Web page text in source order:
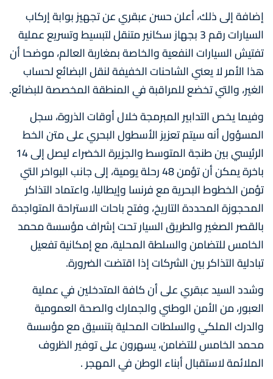
إضافة إلى ذلك، أعلن حسن عبقري عن تجهيز بوابة إركاب
السيارات رقم 3 بجهاز سكانير متنقل لتبسيط وتسريع عملية
تفتيش السيارات النفعية والخاصة بمغاربة العالم، موضحا أن
هذا الأمر لا يعني الشاحنات الخفيفة لنقل البضائع لحساب
الغير، والتي تخضع للمراقبة في المنطقة المخصصة للبضائع.
وفيما يخص التدابير المبرمجة خلال أوقات الذروة، سجل
المسؤول أنه سيتم تعزيز الأسطول البحري على متن الخط
الرئيسي بين طنجة المتوسط والجزيرة الخضراء ليصل إلى 14
باخرة يمكن أن تؤمن 48 رحلة يومية، إلى جانب البواخر التي
تؤمن الخطوط البحرية مع فرنسا وإيطاليا، واعتماد التذاكر
المحجوزة المحددة التاريخ، وفتح باحات الاستراحة المتواجدة
بالقصر الصغير والطريق السيار تحت إشراف مؤسسة محمد
الخامس للتضامن والسلطة المحلية، مع إمكانية تفعيل
تبادلية التذاكر بين الشركات إذا اقتضت الضرورة.
وشدد السيد عبقري على أن كافة المتدخلين في عملية
العبور، من الأمن الوطني والجمارك والصحة العمومية
والدرك الملكي والسلطات المحلية بتنسيق مع مؤسسة
محمد الخامس للتضامن، يسهرون على توفير الظروف
الملائمة لاستقبال أبناء الوطن في المهجر .